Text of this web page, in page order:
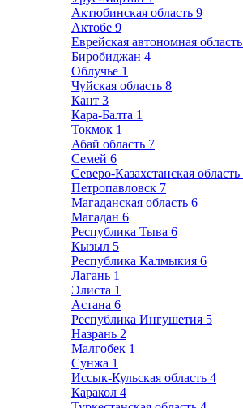
Актюбинская область 9
Актобе 9
Еврейская автономная область
Биробиджан 4
Облучье 1
Чуйская область 8
Кант 3
Кара-Балта 1
Токмок 1
Абай область 7
Семей 6
Северо-Казахстанская область
Петропавловск 7
Магаданская область 6
Магадан 6
Республика Тыва 6
Кызыл 5
Республика Калмыкия 6
Лагань 1
Элиста 1
Астана 6
Республика Ингушетия 5
Назрань 2
Малгобек 1
Сунжа 1
Иссык-Кульская область 4
Каракол 4